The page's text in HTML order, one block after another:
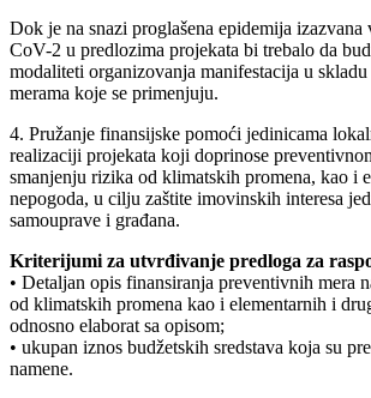
Dok je na snazi proglašena epidemija
CoV-2 u predlozima projekata bi trebalo da
modaliteti organizovanja manifestacija u
merama koje se primenjuju.
4. Pružanje finansijske pomoći jedinicama
realizaciji projekata koji doprinose
smanjenju rizika od klimatskih promena, kao i
nepogoda, u cilju zaštite imovinskih interesa
samouprave i građana.
Kriterijumi za utvrđivanje predloga za
• Detaljan opis finansiranja preventivnih mera
od klimatskih promena kao i elementarnih i
odnosno elaborat sa opisom;
• ukupan iznos budžetskih sredstava koja su
namene.